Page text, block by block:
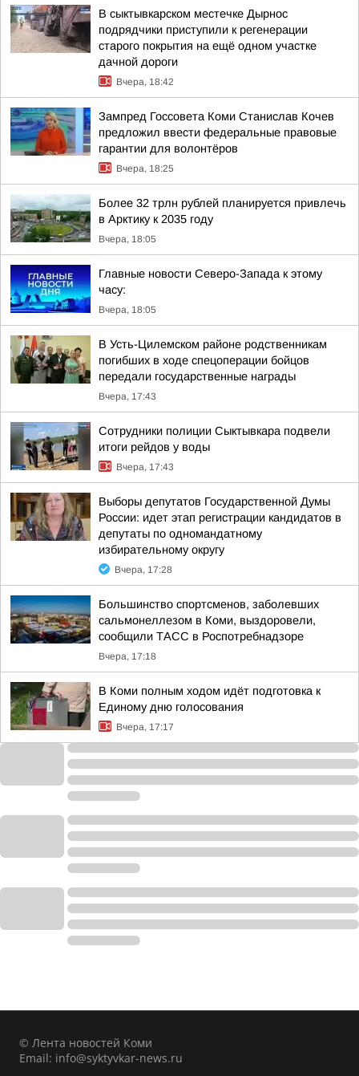
В сыктывкарском местечке Дырнос
подрядчики приступили к регенерации
старого покрытия на ещё одном участке
дачной дороги
Вчера, 18:42
Зампред Госсовета Коми Станислав Кочев
предложил ввести федеральные правовые
гарантии для волонтёров
Вчера, 18:25
Более 32 трлн рублей планируется привлечь
в Арктику к 2035 году
Вчера, 18:05
Главные новости Северо-Запада к этому
часу:
Вчера, 18:05
В Усть-Цилемском районе родственникам
погибших в ходе спецоперации бойцов
передали государственные награды
Вчера, 17:43
Сотрудники полиции Сыктывкара подвели
итоги рейдов у воды
Вчера, 17:43
Выборы депутатов Государственной Думы
России: идет этап регистрации кандидатов в
депутаты по одномандатному
избирательному округу
Вчера, 17:28
Большинство спортсменов, заболевших
сальмонеллезом в Коми, выздоровели,
сообщили ТАСС в Роспотребнадзоре
Вчера, 17:18
В Коми полным ходом идёт подготовка к
Единому дню голосования
Вчера, 17:17
© Лента новостей Коми
Email: info@syktyvkar-news.ru